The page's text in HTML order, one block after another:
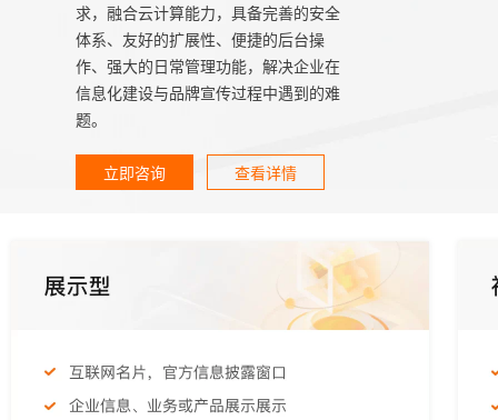
求，融合云计算能力，具备完善的安全
体系、友好的扩展性、便捷的后台操
作、强大的日常管理功能，解决企业在
信息化建设与品牌宣传过程中遇到的难
题。
立即咨询 查看详情